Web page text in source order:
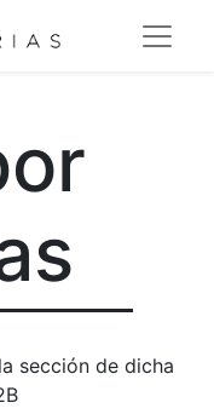
sección de dicha